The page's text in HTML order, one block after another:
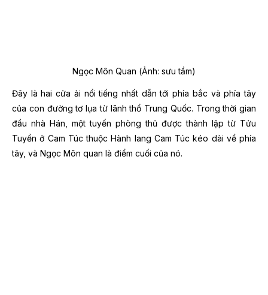
Ngọc Môn Quan (Ảnh: sưu tầm)
Đây là hai cửa ải nổi tiếng nhất dẫn tới phía bắc và phía tây
của con đường tơ lụa từ lãnh thổ Trung Quốc. Trong thời gian
đầu nhà Hán, một tuyến phòng thủ được thành lập từ Tửu
Tuyền ở Cam Túc thuộc Hành lang Cam Túc kéo dài về phía
tây, và Ngọc Môn quan là điểm cuối của nó.